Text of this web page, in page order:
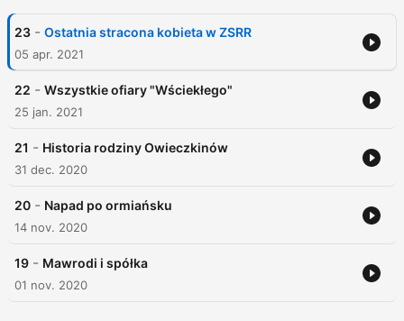
23 - Ostatnia stracona kobieta w ZSRR
05 apr. 2021
22 - Wszystkie ofiary "Wściekłego"
25 jan. 2021
21 - Historia rodziny Owieczkinów
31 dec. 2020
20 - Napad po ormiańsku
14 nov. 2020
19 - Mawrodi i spółka
01 nov. 2020